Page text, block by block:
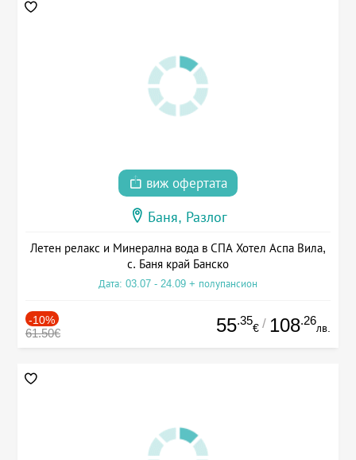
виж офертата
Баня, Разлог
Летен релакс и Минерална вода в СПА Хотел Аспа Вила,
с. Баня край Банско
Дата: 03.07 - 24.09 + полупансион
-10%
61.50€ 55.35
€ / 108.26
лв.